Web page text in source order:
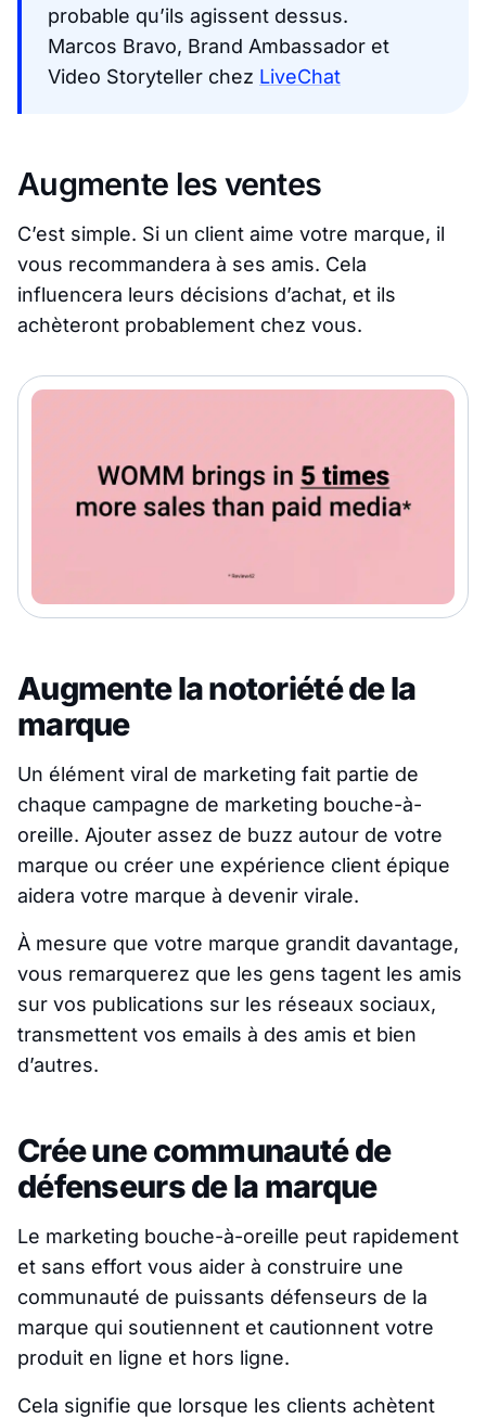
probable qu’ils agissent dessus.
Marcos Bravo, Brand Ambassador et
Video Storyteller chez LiveChat
Augmente les ventes
C’est simple. Si un client aime votre marque, il
vous recommandera à ses amis. Cela
influencera leurs décisions d’achat, et ils
achèteront probablement chez vous.
Augmente la notoriété de la
marque
Un élément viral de marketing fait partie de
chaque campagne de marketing bouche-à-
oreille. Ajouter assez de buzz autour de votre
marque ou créer une expérience client épique
aidera votre marque à devenir virale.
À mesure que votre marque grandit davantage,
vous remarquerez que les gens tagent les amis
sur vos publications sur les réseaux sociaux,
transmettent vos emails à des amis et bien
d’autres.
Crée une communauté de
défenseurs de la marque
Le marketing bouche-à-oreille peut rapidement
et sans effort vous aider à construire une
communauté de puissants défenseurs de la
marque qui soutiennent et cautionnent votre
produit en ligne et hors ligne.
Cela signifie que lorsque les clients achètent